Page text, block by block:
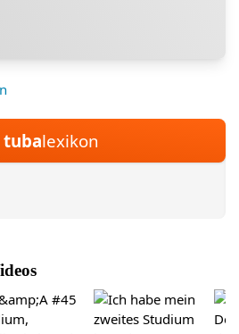
So bringst du eine
man es lernen?
tubalexikon